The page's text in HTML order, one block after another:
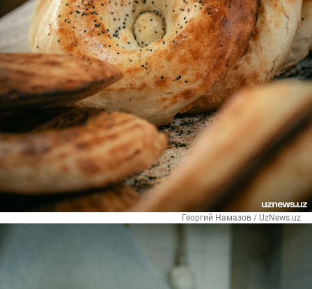
Георгий Намазов / UzNews.uz